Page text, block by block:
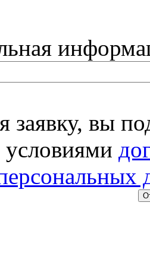
заявку, вы
условиями